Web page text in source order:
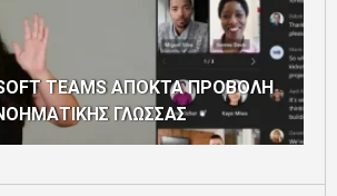
TEAMS ΑΠΟΚΤΑ ΠΡΟΒΟΛΗ
ΓΛΩΣΣΑΣ